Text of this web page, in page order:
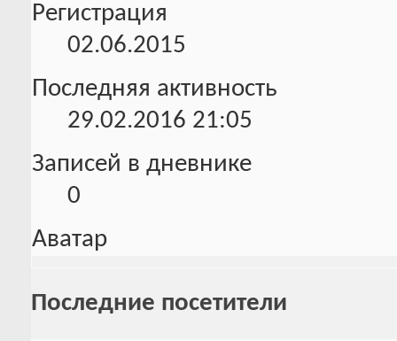
Регистрация
02.06.2015
Последняя активность
29.02.2016 21:05
Записей в дневнике
0
Аватар
Последние посетители